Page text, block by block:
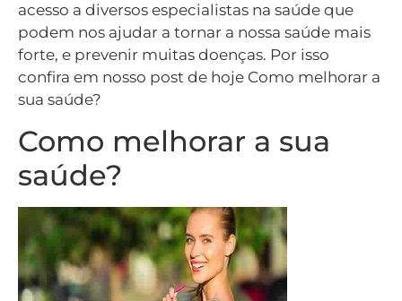
acesso a diversos especialistas na saúde que
podem nos ajudar a tornar a nossa saúde mais
forte, e prevenir muitas doenças. Por isso
confira em nosso post de hoje Como melhorar a
sua saúde?
Como melhorar a sua
saúde?